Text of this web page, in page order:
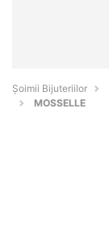
Şoimii Bijuteriilor
MOSSELLE